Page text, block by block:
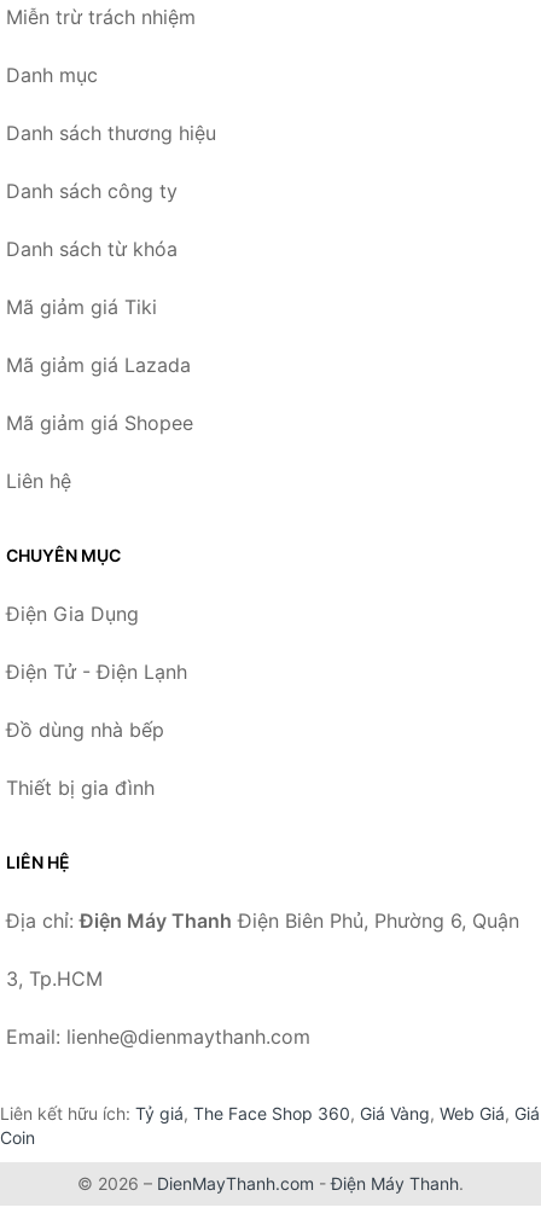
Miễn trừ trách nhiệm
Danh mục
Danh sách thương hiệu
Danh sách công ty
Danh sách từ khóa
Mã giảm giá Tiki
Mã giảm giá Lazada
Mã giảm giá Shopee
Liên hệ
CHUYÊN MỤC
Điện Gia Dụng
Điện Tử - Điện Lạnh
Đồ dùng nhà bếp
Thiết bị gia đình
LIÊN HỆ
Địa chỉ:Điện Máy Thanh Điện Biên Phủ, Phường 6, Quận
3, Tp.HCM
Email: lienhe@dienmaythanh.com
Liên kết hữu ích: Tỷ giá, The Face Shop 360, Giá Vàng, Web Giá, Giá
Coin
© 2026 – DienMayThanh.com -Điện Máy Thanh.